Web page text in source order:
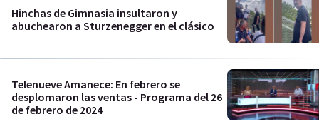
Hinchas de Gimnasia insultaron y
abuchearon a Sturzenegger en el clásico
Telenueve Amanece: En febrero se
desplomaron las ventas - Programa del 26
de febrero de 2024